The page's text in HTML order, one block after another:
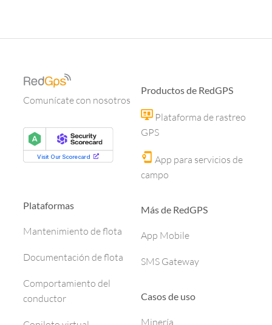
Comunícate con nosotros
Plataformas
Mantenimiento de flota
Documentación de flota
Comportamiento del
conductor
Productos de RedGPS
Plataforma de rastreo
GPS
App para servicios de
campo
Más de RedGPS
App Mobile
SMS Gateway
Casos de uso
Minería